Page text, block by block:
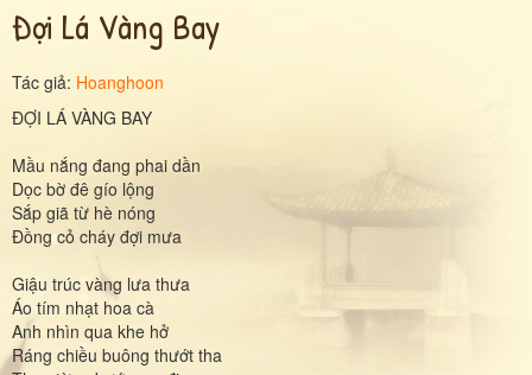
Đợi Lá Vàng Bay
Tác giả: Hoanghoon
ĐỢI LÁ VÀNG BAY
Mầu nắng đang phai dần
Dọc bờ đê gío lộng
Sắp giã từ hè nóng
Đồng cỏ cháy đợi mưa
Giậu trúc vàng lưa thưa
Áo tím nhạt hoa cà
Anh nhìn qua khe hở
Ráng chiều buông thướt tha